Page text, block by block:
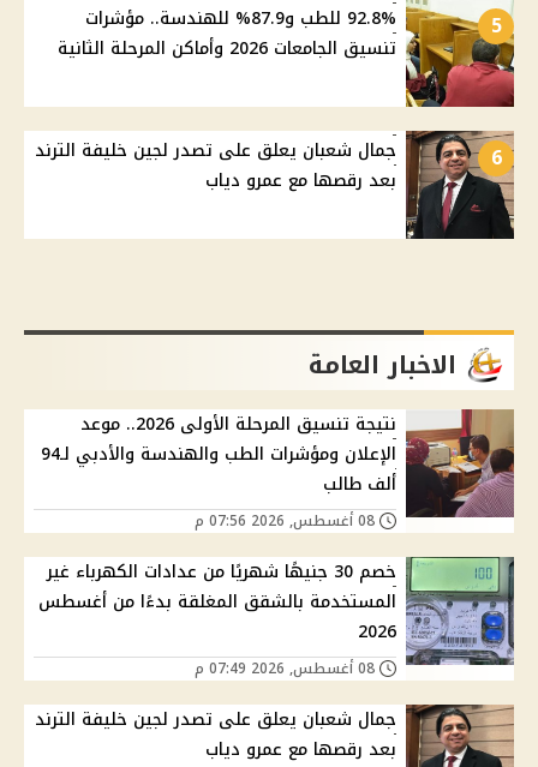
5
92.8% للطب و87.9% للهندسة.. مؤشرات
تنسيق الجامعات 2026 وأماكن المرحلة الثانية
6
جمال شعبان يعلق على تصدر لجين خليفة الترند
بعد رقصها مع عمرو دياب
الاخبار العامة
نتيجة تنسيق المرحلة الأولى 2026.. موعد
الإعلان ومؤشرات الطب والهندسة والأدبي لـ94
ألف طالب
خصم 30 جنيهًا شهريًا من عدادات الكهرباء غير
المستخدمة بالشقق المغلقة بدءًا من أغسطس
2026
جمال شعبان يعلق على تصدر لجين خليفة الترند
بعد رقصها مع عمرو دياب